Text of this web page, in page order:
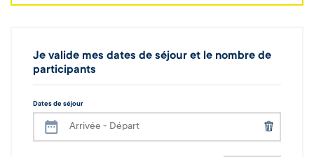
Je valide mes dates de séjour et le nombre de
participants
Dates de séjour